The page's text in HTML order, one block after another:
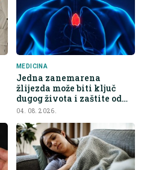
MEDICINA
Jedna zanemarena
žlijezda može biti ključ
dugog života i zaštite od
raka
04. 08. 2026.